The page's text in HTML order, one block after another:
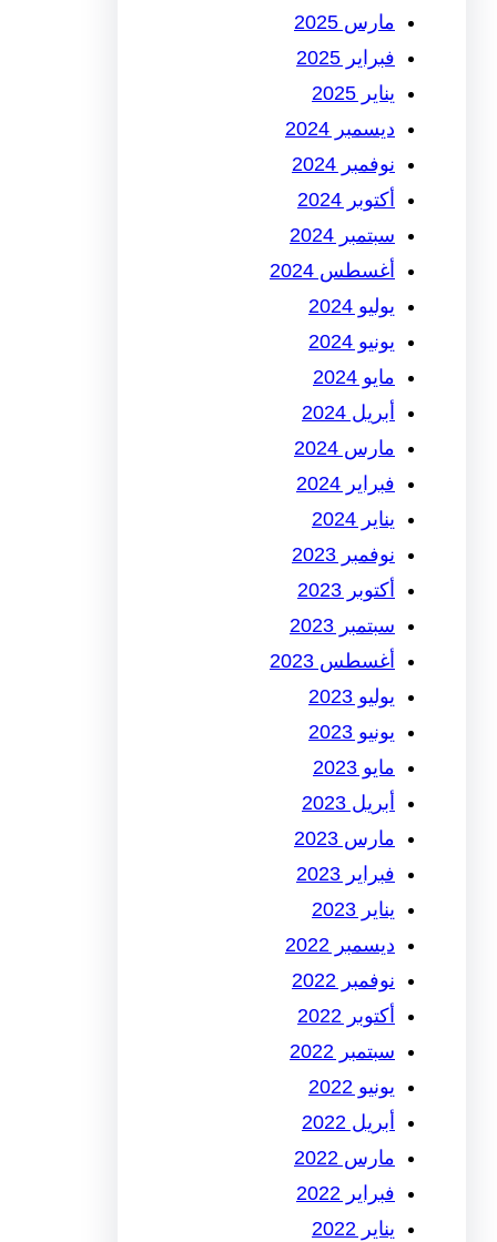
مارس 2025
فبراير 2025
يناير 2025
ديسمبر 2024
نوفمبر 2024
أكتوبر 2024
سبتمبر 2024
أغسطس 2024
يوليو 2024
يونيو 2024
مايو 2024
أبريل 2024
مارس 2024
فبراير 2024
يناير 2024
نوفمبر 2023
أكتوبر 2023
سبتمبر 2023
أغسطس 2023
يوليو 2023
يونيو 2023
مايو 2023
أبريل 2023
مارس 2023
فبراير 2023
يناير 2023
ديسمبر 2022
نوفمبر 2022
أكتوبر 2022
سبتمبر 2022
يونيو 2022
أبريل 2022
مارس 2022
فبراير 2022
يناير 2022